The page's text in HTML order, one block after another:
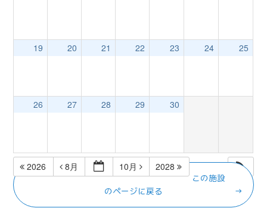
19 20 21 22 23 24 25
26 27 28 29 30
2026 8月 10月 2028
この施設
のページに戻る